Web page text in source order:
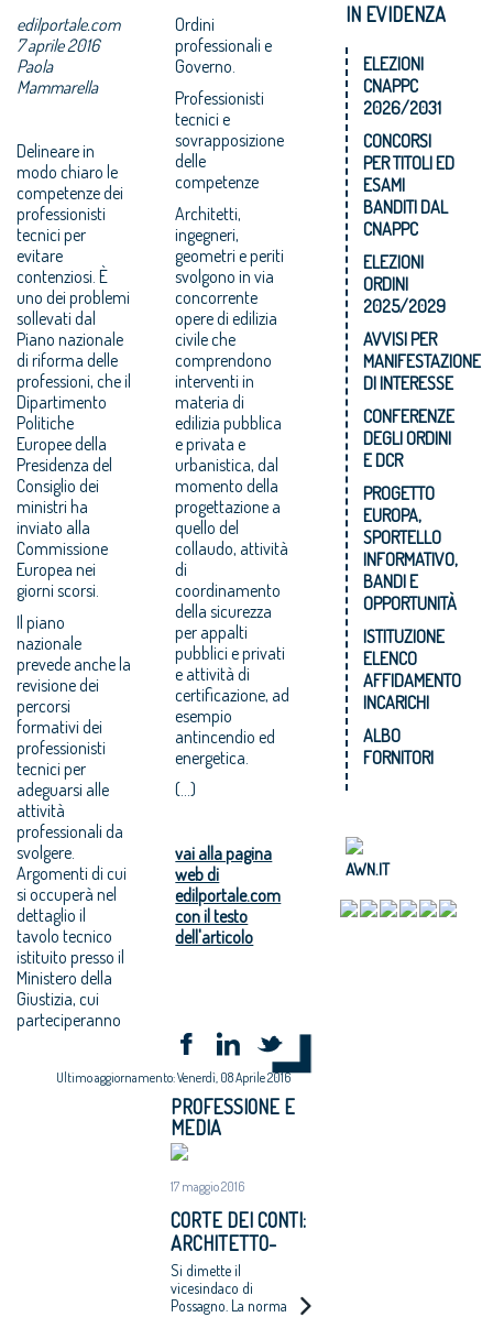
edilportale.com
7 aprile 2016
Paola
Mammarella
Delineare in
modo chiaro le
competenze dei
professionisti
tecnici per
evitare
contenziosi. È
uno dei problemi
sollevati dal
Piano nazionale
di riforma delle
professioni, che il
Dipartimento
Politiche
Europee della
Presidenza del
Consiglio dei
ministri ha
inviato alla
Commissione
Europea nei
giorni scorsi.
Il piano
nazionale
prevede anche la
revisione dei
percorsi
formativi dei
professionisti
tecnici per
adeguarsi alle
attività
professionali da
svolgere.
Argomenti di cui
si occuperà nel
dettaglio il
tavolo tecnico
istituito presso il
Ministero della
Giustizia, cui
parteciperanno
Ordini
professionali e
Governo.
Professionisti
tecnici e
sovrapposizione
delle
competenze
Architetti,
ingegneri,
geometri e periti
svolgono in via
concorrente
opere di edilizia
civile che
comprendono
interventi in
materia di
edilizia pubblica
e privata e
urbanistica, dal
momento della
progettazione a
quello del
collaudo, attività
di
coordinamento
della sicurezza
per appalti
pubblici e privati
e attività di
certificazione, ad
esempio
antincendio ed
energetica.
(...)
vai alla pagina
web di
edilportale.com
con il testo
dell'articolo
Ultimo aggiornamento: Venerdì, 08 Aprile 2016
PROFESSIONE E
MEDIA
17 maggio 2016
CORTE DEI CONTI:
ARCHITETTO-
ASSESSORE NON
PUÒ PROGETTARE
PER LA PA
Si dimette il
vicesindaco di
Possagno. La norma
IN EVIDENZA
ELEZIONI
CNAPPC
2026/2031
CONCORSI
PER TITOLI ED
ESAMI
BANDITI DAL
CNAPPC
ELEZIONI
ORDINI
2025/2029
AVVISI PER
MANIFESTAZIONE
DI INTERESSE
CONFERENZE
DEGLI ORDINI
E DCR
PROGETTO
EUROPA,
SPORTELLO
INFORMATIVO,
BANDI E
OPPORTUNITÀ
ISTITUZIONE
ELENCO
AFFIDAMENTO
INCARICHI
ALBO
FORNITORI
AWN.IT